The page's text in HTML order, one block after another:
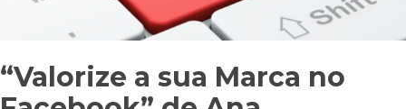
“Valorize a sua Marca no